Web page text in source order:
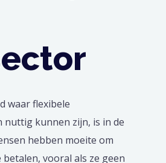
waar flexibele
kunnen zijn, is in de
hebben moeite om
vooral als ze geen